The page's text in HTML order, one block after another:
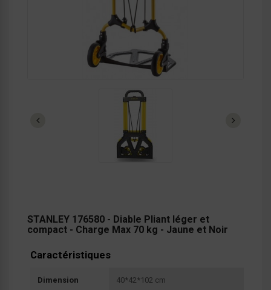
STANLEY 176580 - Diable Pliant léger et
compact - Charge Max 70 kg - Jaune et Noir
Caractéristiques
Dimension 40*42*102 cm